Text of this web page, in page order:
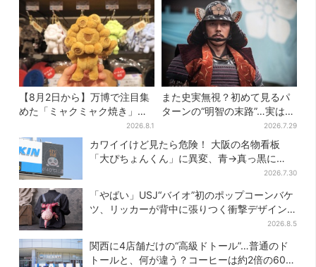
【8月2日から】万博で注目集
めた「ミャクミャク焼き」初
グッズ化！大阪・梅田だけの
新商品が登場
2026.8.1
また史実無視？初めて見るパ
ターンの“明智の末路”…実は、
ありえなくもない！？【豊臣
兄弟】
2026.7.29
カワイイけど見たら危険！ 大阪の名物看板
「大ぴちょんくん」に異変、青→真っ黒に…
2026.7.30
「やばい」USJ“バイオ”初のポップコーンバケ
ツ、リッカーが背中に張りつく衝撃デザイン
2026.8.5
関西に4店舗だけの“高級ドトール”…普通のド
トールと、何が違う？コーヒーは約2倍の600